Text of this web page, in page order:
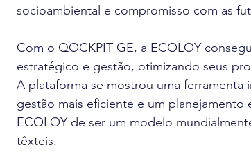
socioambiental e compromisso com as
Com o QOCKPIT GE, a ECOLOY
estratégico e gestão, otimizando seus
A plataforma se mostrou uma ferramenta
gestão mais eficiente e um
ECOLOY de ser um modelo
têxteis.